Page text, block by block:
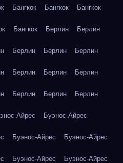
Бангкок Бангкок Бангкок
Бангкок Берлин Берлин
Берлин Берлин Берлин
Берлин Берлин Берлин
Берлин Берлин Берлин
Айрес Буэнос-Айрес
Буэнос-Айрес Буэнос-Айрес
Буэнос-Айрес Буэнос-Айрес